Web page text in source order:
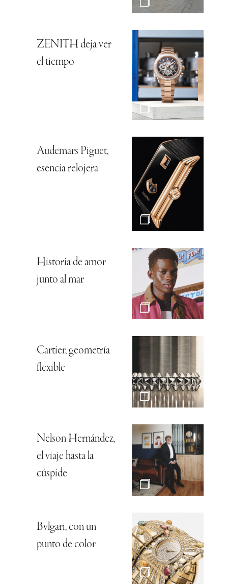
ZENITH deja ver
el tiempo
Audemars Piguet,
esencia relojera
Historia de amor
junto al mar
Cartier, geometría
flexible
Nelson Hernández,
el viaje hasta la
cúspide
Bvlgari, con un
punto de color